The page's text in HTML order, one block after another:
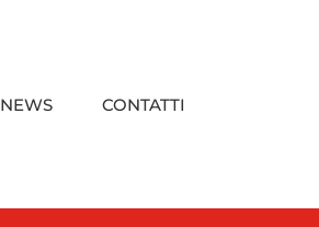
NEWS CONTATTI